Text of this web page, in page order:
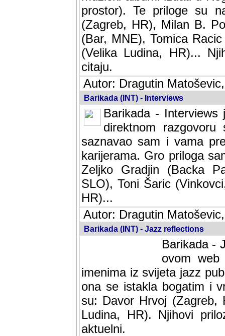
prostor). Te priloge su
(Zagreb, HR), Milan B.
(Bar, MNE), Tomica
(Velika Ludina, HR)...
citaju.
Autor: Dragutin
Barikada (INT) - Interviews
Barikada -
direktnom
saznavao sam i vama
karijerama. Gro priloga
Zeljko Gradjin (Backa
SLO), Toni Šaric
HR)...
Autor: Dragutin
Barikada (INT) - Jazz reflections
Barikada -
ovom web
imenima iz svijeta jazz
ona se istakla bogatim i
su: Davor Hrvoj (Zagreb,
Ludina, HR). Njihovi
aktuelni.